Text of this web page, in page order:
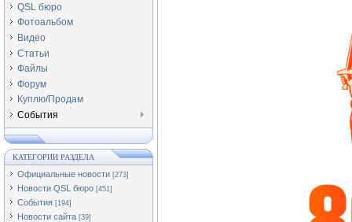
QSL бюро
Фотоальбом
Видео
Статьи
Файлы
Форум
Куплю/Продам
События
КАТЕГОРИИ РАЗДЕЛА
Официальные новости [273]
Новости QSL бюро [451]
События [194]
Новости сайта [39]